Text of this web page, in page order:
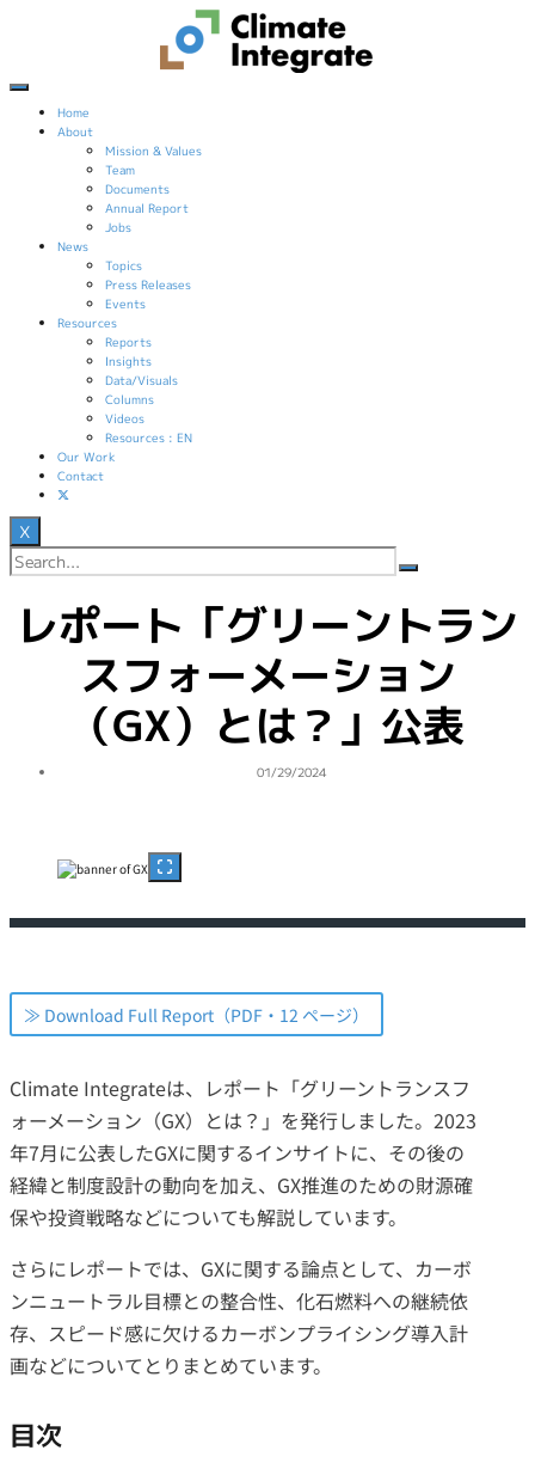
ツ
Home
About
Mission & Values
Team
Documents
Annual Report
Jobs
News
Topics
Press Releases
Events
Resources
Reports
Insights
Data/Visuals
Columns
Videos
Resources : EN
Our Work
Contact
X
レポート「グリーントラン
スフォーメーション
（GX）とは？」公表
投
01/29/2024
≫ Download Full Report（PDF・12 ページ）
Climate Integrateは、レポート「グリーントランスフ
ォーメーション（GX）とは？」を発行しました。2023
年7月に公表したGXに関するインサイトに、その後の
経緯と制度設計の動向を加え、GX推進のための財源確
保や投資戦略などについても解説しています。
さらにレポートでは、GXに関する論点として、カーボ
ンニュートラル目標との整合性、化石燃料への継続依
存、スピード感に欠けるカーボンプライシング導入計
画などについてとりまとめています。
目次